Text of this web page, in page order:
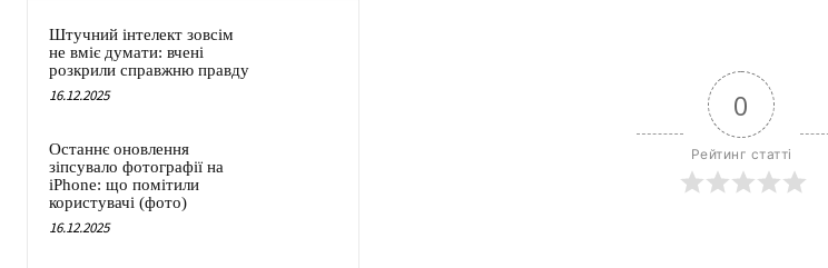
Штучний інтелект зовсім
не вміє думати: вчені
розкрили справжню правду
16.12.2025
Останнє оновлення
зіпсувало фотографії на
iPhone: що помітили
користувачі (фото)
16.12.2025
0
Рейтинг статті